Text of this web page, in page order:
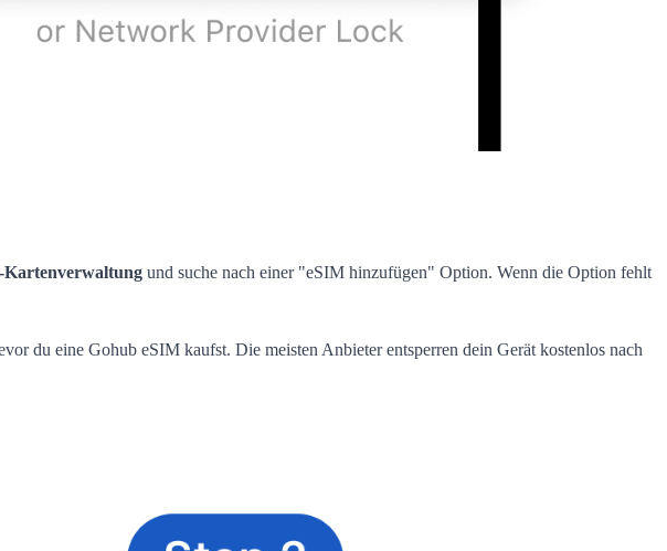
und suche nach einer "eSIM hinzufügen" Option. Wenn die Option fehlt
du eine Gohub eSIM kaufst. Die meisten Anbieter entsperren dein Gerät kostenlos nach